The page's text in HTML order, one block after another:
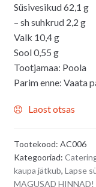
Süsivesikud 62,1 g
– sh suhkrud 2,2 g
Valk 10,4 g
Sool 0,55 g
Tootjamaa: Poola
Parim enne: Vaata
Laost otsas
Tootekood: AC006
Kategooriad:
kaupa jätkub, Lapse
MAGUSAD HINNAD!